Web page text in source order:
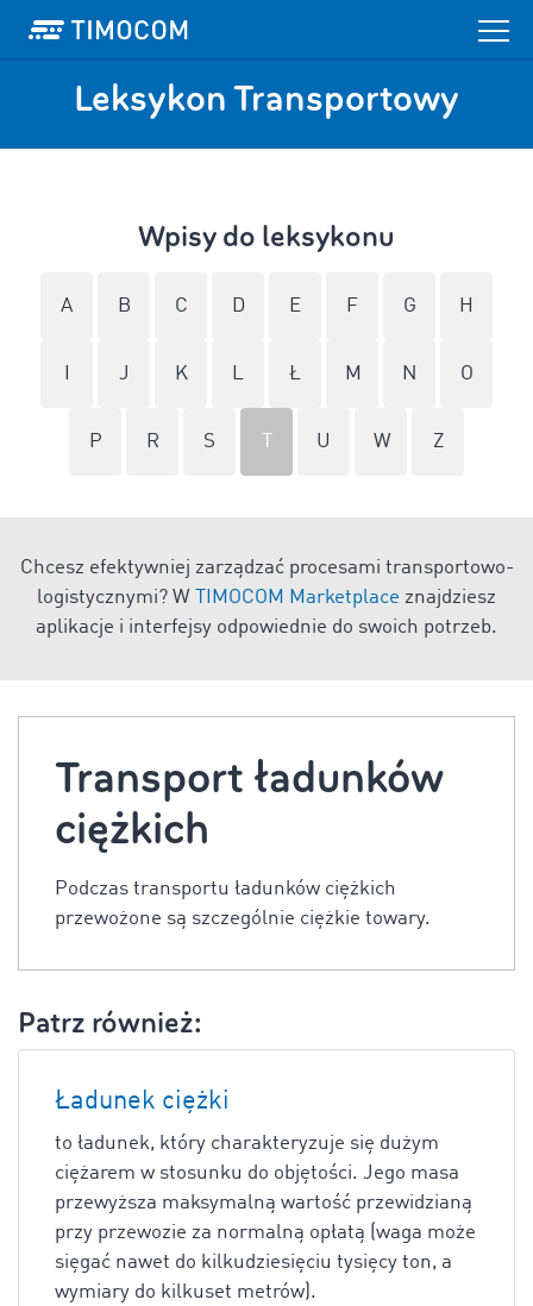
Leksykon Transportowy
Wpisy do leksykonu
A B C D E F G H
J K L Ł M N O
P R S U W Z
Chcesz efektywniej zarządzać procesami transportowo-
logistycznymi? W
TIMOCOM Marketplace znajdziesz
aplikacje i interfejsy odpowiednie do swoich potrzeb.
Transport ładunków
ciężkich
Podczas transportu ładunków ciężkich
przewożone są szczególnie ciężkie towary.
Patrz również:
Ładunek ciężki
to ładunek, który charakteryzuje się dużym
ciężarem w stosunku do objętości. Jego masa
przewyższa maksymalną wartość przewidzianą
przy przewozie za normalną opłatą (waga może
sięgać nawet do kilkudziesięciu tysięcy ton, a
wymiary do kilkuset metrów).